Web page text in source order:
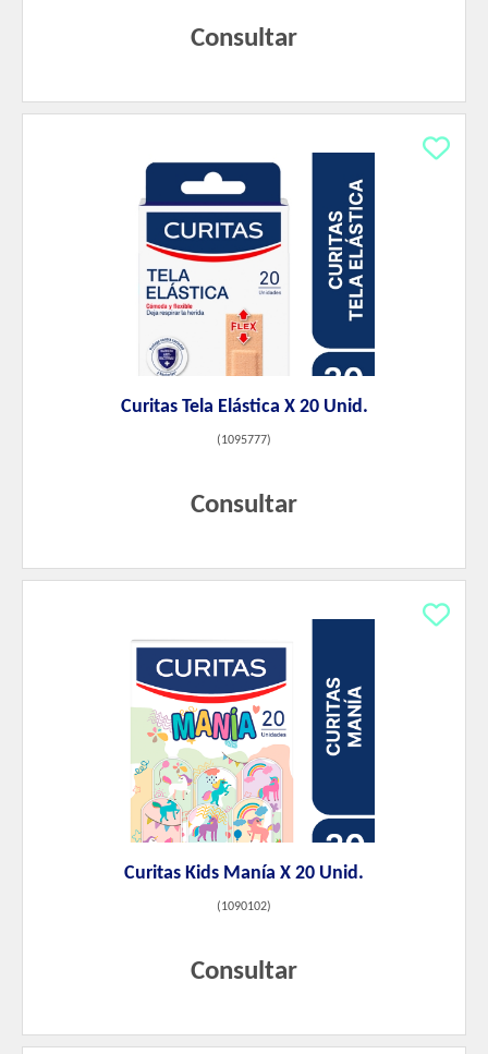
Consultar
Curitas Tela Elástica X 20 Unid.
(1095777)
Consultar
Curitas Kids Manía X 20 Unid.
(1090102)
Consultar